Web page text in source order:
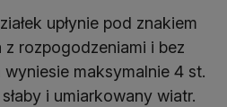
upłynie pod znakiem
rozpogodzeniami i bez
maksymalnie 4 st.
i umiarkowany wiatr.